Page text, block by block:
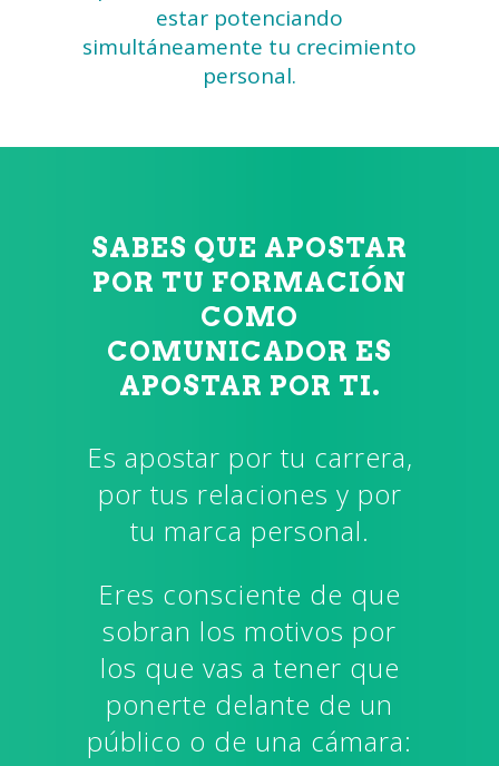
estar potenciando
simultáneamente tu crecimiento
personal.
SABES QUE APOSTAR
POR TU FORMACIÓN
COMO
COMUNICADOR ES
APOSTAR POR TI.
Es apostar por tu carrera,
por tus relaciones y por
tu marca personal.
Eres consciente de que
sobran los motivos por
los que vas a tener que
ponerte delante de un
público o de una cámara: